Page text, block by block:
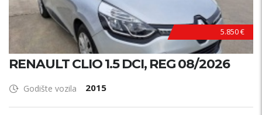
5.850 €
RENAULT CLIO 1.5 DCI, REG 08/2026
Godište vozila 2015